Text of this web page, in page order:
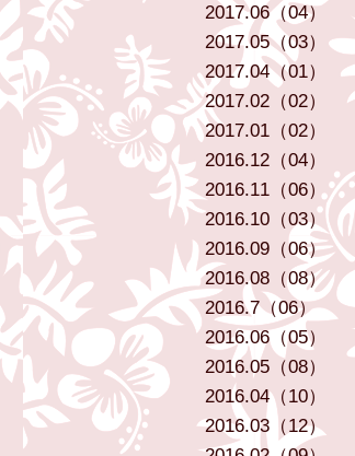
2017.06（04）
2017.05（03）
2017.04（01）
2017.02（02）
2017.01（02）
2016.12（04）
2016.11（06）
2016.10（03）
2016.09（06）
2016.08（08）
2016.7（06）
2016.06（05）
2016.05（08）
2016.04（10）
2016.03（12）